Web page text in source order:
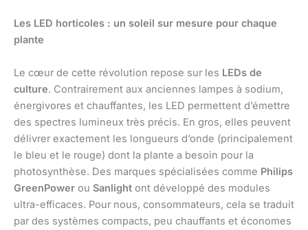
Les LED horticoles : un soleil sur mesure pour chaque
plante
Le cœur de cette révolution repose sur les LEDs de
culture. Contrairement aux anciennes lampes à sodium,
énergivores et chauffantes, les LED permettent d’émettre
des spectres lumineux très précis. En gros, elles peuvent
délivrer exactement les longueurs d’onde (principalement
le bleu et le rouge) dont la plante a besoin pour la
photosynthèse. Des marques spécialisées comme Philips
GreenPower ou Sanlight ont développé des modules
ultra-efficaces. Pour nous, consommateurs, cela se traduit
par des systèmes compacts, peu chauffants et économes